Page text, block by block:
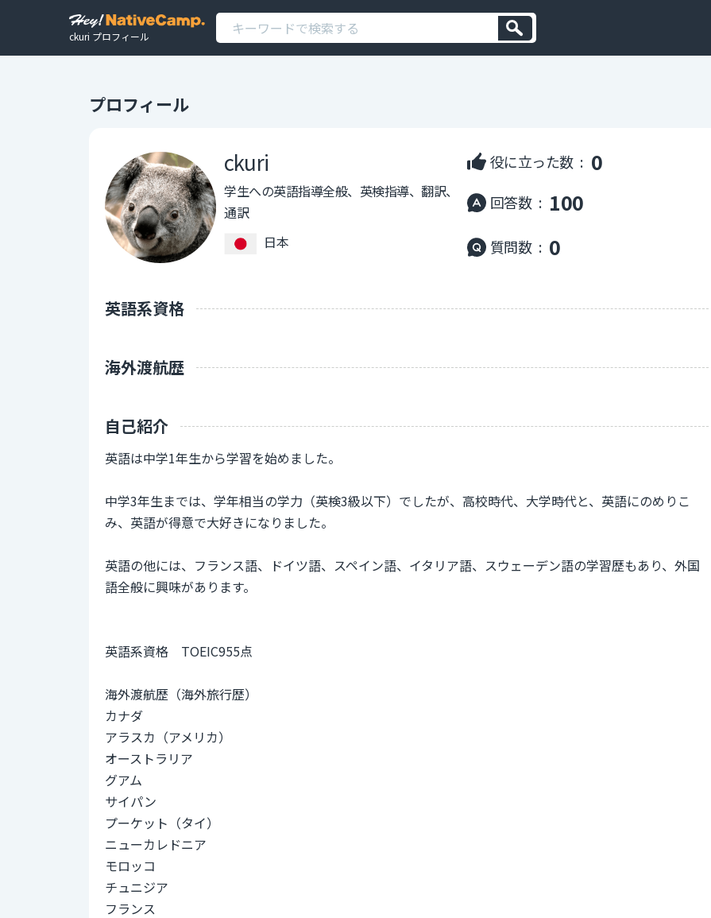
ckuri プロフィール
プロフィール
ckuri
学生への英語指導全般、英検指導、翻訳、
通訳
日本
役に立った数 : 0
回答数 : 100
質問数 : 0
英語系資格
海外渡航歴
自己紹介
英語は中学1年生から学習を始めました。
中学3年生までは、学年相当の学力（英検3級以下）でしたが、高校時代、大学時代と、英語にのめりこ
み、英語が得意で大好きになりました。
英語の他には、フランス語、ドイツ語、スペイン語、イタリア語、スウェーデン語の学習歴もあり、外国
語全般に興味があります。
英語系資格 TOEIC955点
海外渡航歴（海外旅行歴）
カナダ
アラスカ（アメリカ）
オーストラリア
グアム
サイパン
プーケット（タイ）
ニューカレドニア
モロッコ
チュニジア
フランス